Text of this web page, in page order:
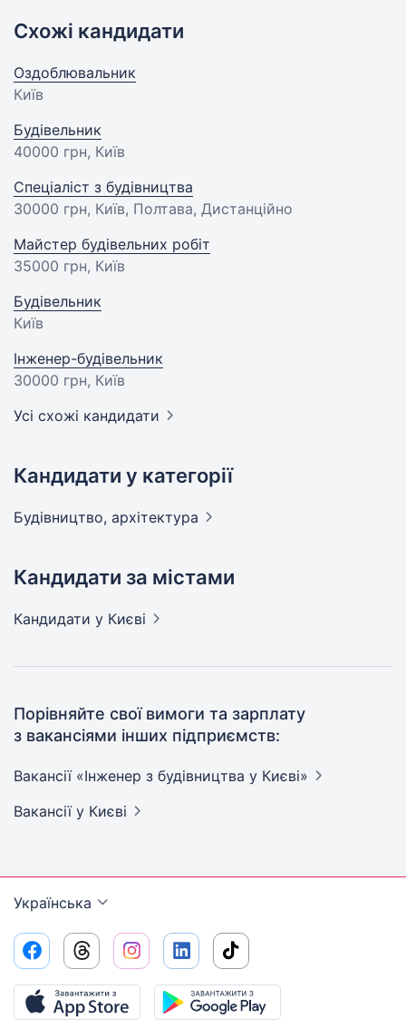
Схожі кандидати
Оздоблювальник
Київ
Будівельник
40000 грн, Київ
Спеціаліст з будівництва
30000 грн, Київ, Полтава, Дистанційно
Майстер будівельних робіт
35000 грн, Київ
Будівельник
Київ
Інженер-будівельник
30000 грн, Київ
Усі схожі кандидати
Кандидати у категорії
Будівництво, архітектура
Кандидати за містами
Кандидати у Києві
Порівняйте свої вимоги та зарплату
з вакансіями інших підприємств:
Вакансії «Інженер з будівництва у Києві»
Вакансії у Києві
Українська